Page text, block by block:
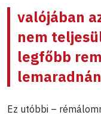
valójában
nem
legfőbb
Ez utóbbi –